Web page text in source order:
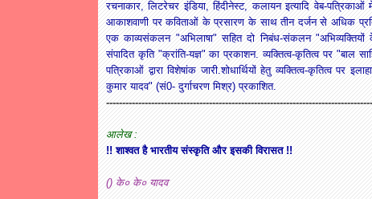
रचनाकार, लिटरेचर इंडिया, हिंदीनेस्ट, कलायन इत्यादि वेब-
आकाशवाणी पर कविताओं के प्रसारण के साथ तीन दर्जन से अधिक
एक काव्यसंकलन "अभिलाषा" सहित दो निबंध-संकलन
संपादित कृति "क्रांति-यज्ञ" का प्रकाशन. व्यक्तित्व-कृतित्व पर "बाल
पत्रिकाओं द्वारा विशेषांक जारी.शोधार्थियों हेतु व्यक्तित्व-कृतित्व
कुमार यादव" (सं0- दुर्गाचरण मिश्र) प्रकाशित.
आलेख:
!!शाश्वत है भारतीय संस्कृति और इसकी विरासत!!
()के० के० यादव